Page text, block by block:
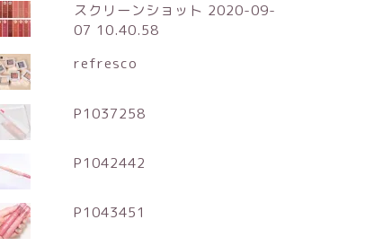
スクリーンショット 2020-09-
07 10.40.58
refresco
P1037258
P1042442
P1043451